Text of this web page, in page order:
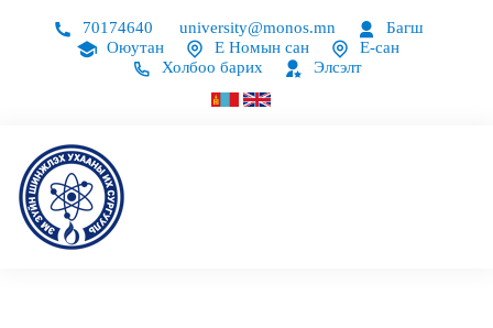
70174640 university@monos.mn
Багш
Оюутан
Е Номын сан
Е-сан
Холбоо барих
Элсэлт